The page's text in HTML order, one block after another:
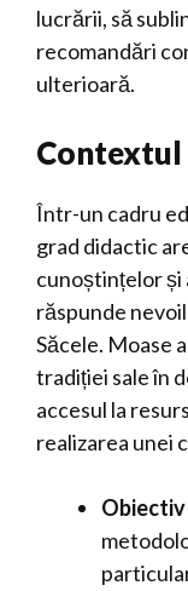
lucrării, să
recomandări
ulterioară.
Într-un cadru
grad didactic
cunoștințelor și
răspunde
Săcele. Moase
tradiției sale în
accesul la
realizarea unei